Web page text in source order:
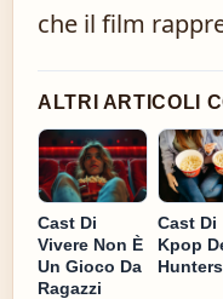
che il film
ALTRI ARTICOLI
Cast Di
Vivere Non È
Un Gioco Da
Ragazzi
Cast Di
Kpop
Hunters